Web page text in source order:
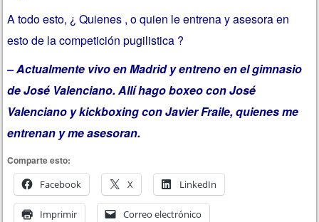
A todo esto, ¿ Quienes , o quien le entrena y asesora en
esto de la competición pugilistica ?
– Actualmente vivo en Madrid y entreno en el gimnasio
de José Valenciano. Allí hago boxeo con José
Valenciano y kickboxing con Javier Fraile, quienes me
entrenan y me asesoran.
Comparte esto:
Facebook
X LinkedIn
Imprimir Correo electrónico